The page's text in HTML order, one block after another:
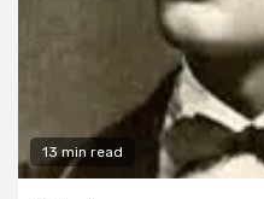
13 min read